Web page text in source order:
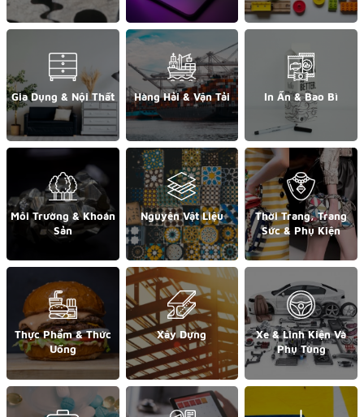
Gia Dụng & Nội Thất Hàng Hải & Vận Tải In Ấn & Bao Bì
Môi Trường & Khoán
Sản
Nguyên Vật Liệu
Thời Trang, Trang
Sức & Phụ Kiện
Thực Phẩm & Thức
Uống
Xây Dựng
Xe & Linh Kiện Và
Phụ Tùng